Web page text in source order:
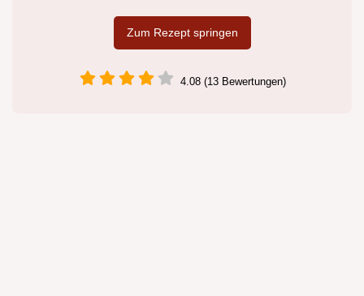
Zum Rezept springen
4.08 (13 Bewertungen)